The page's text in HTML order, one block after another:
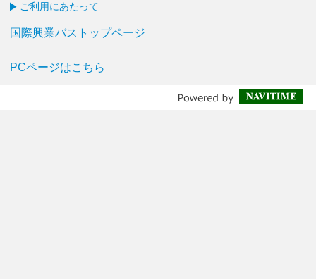
ご利用にあたって
国際興業バストップページ
PCページはこちら